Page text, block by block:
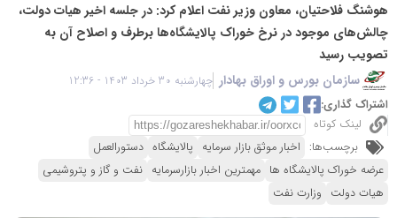
هوشنگ فلاحتیان، معاون وزیر نفت اعلام کرد: در جلسه اخیر هیات دولت،
چالش‌های موجود در نرخ خوراک پالایشگاه‌ها برطرف و اصلاح آن به
تصویب رسید
سازمان بورس و اوراق بهادار چهارشنبه 30 خرداد 1403 - 12:36
اشتراک گذاری:
لینک کوتاه
برچسب‌ها: اخبار موثق بازار سرمایه پالایشگاه دستورالعمل
عرضه خوراک پالایشگاه ها مهمترین اخبار بازارسرمایه نفت و گاز و پتروشیمی
هیات دولت وزارت نفت